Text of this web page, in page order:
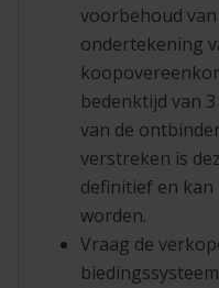
voorbehoud
ondertekening
bedenktijd van
van de
verstreken is
definitief en
worden.
Vraag de